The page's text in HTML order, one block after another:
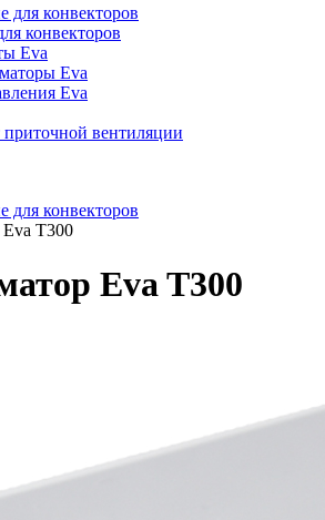
конвекторов
конвекторов
Eva
Eva
Eva
вентиляции
конвекторов
T300
Eva T300